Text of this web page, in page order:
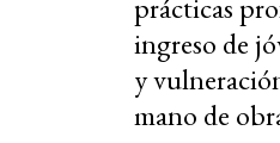
prácticas
ingreso de
y
mano de